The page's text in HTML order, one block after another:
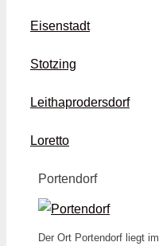
Eisenstadt
Stotzing
Leithaprodersdorf
Loretto
Portendorf
Der Ort Portendorf liegt im